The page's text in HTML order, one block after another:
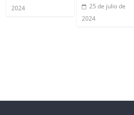
2024
25 de julio de
2024